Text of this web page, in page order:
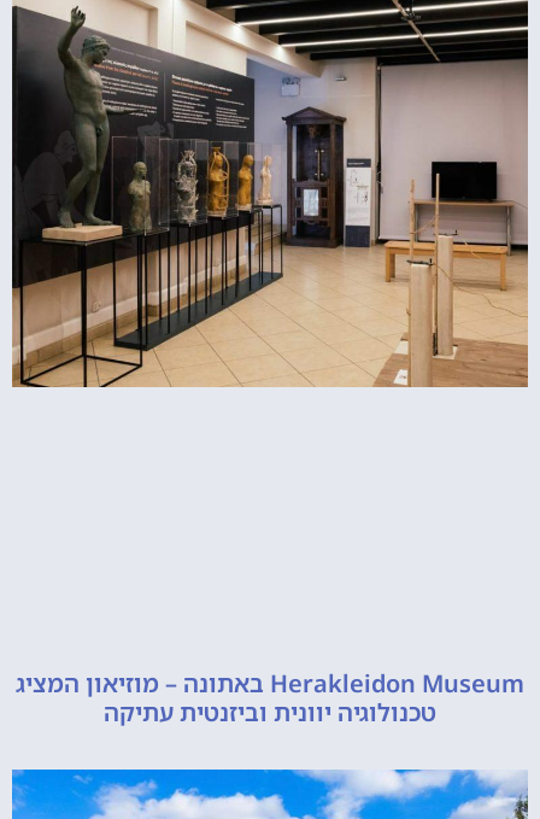
Herakleidon Museum באתונה – מוזיאון המציג
טכנולוגיה יוונית וביזנטית עתיקה